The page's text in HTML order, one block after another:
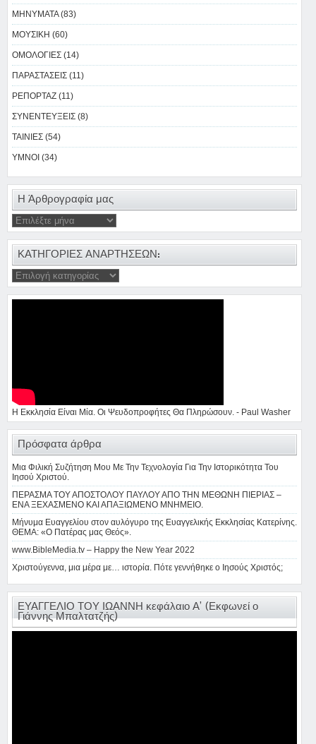
ΜΗΝΥΜΑΤΑ (83)
ΜΟΥΣΙΚΗ (60)
ΟΜΟΛΟΓΙΕΣ (14)
ΠΑΡΑΣΤΑΣΕΙΣ (11)
ΡΕΠΟΡΤΑΖ (11)
ΣΥΝΕΝΤΕΥΞΕΙΣ (8)
ΤΑΙΝΙΕΣ (54)
ΥΜΝΟΙ (34)
Η Άρθρογραφία μας
ΚΑΤΗΓΟΡΙΕΣ ΑΝΑΡΤΗΣΕΩΝ:
Η Εκκλησία Είναι Μία. Οι Ψευδοπροφήτες Θα Πληρώσουν. - Paul Washer
Πρόσφατα άρθρα
Μια Φιλική Συζήτηση Μου Με Την Τεχνολογία Για Την Ιστορικότητα Του
Ιησού Χριστού.
ΠΕΡΑΣΜΑ ΤΟΥ ΑΠΟΣΤΟΛΟΥ ΠΑΥΛΟΥ ΑΠΟ ΤΗΝ ΜΕΘΩΝΗ ΠΙΕΡΙΑΣ –
ΕΝΑ ΞΕΧΑΣΜΕΝΟ ΚΑΙ ΑΠΑΞΙΩΜΕΝΟ ΜΝΗΜΕΙΟ.
Μήνυμα Ευαγγελίου στον αυλόγυρο της Ευαγγελικής Εκκλησίας Κατερίνης.
ΘΕΜΑ: «Ο Πατέρας μας Θεός».
www.BibleMedia.tv – Happy the New Year 2022
Χριστούγεννα, μια μέρα με… ιστορία. Πότε γεννήθηκε ο Ιησούς Χριστός;
ΕΥΑΓΓΕΛΙΟ ΤΟΥ ΙΩΑΝΝΗ κεφάλαιο Α’ (Εκφωνεί ο
Γιάννης Μπαλτατζής)